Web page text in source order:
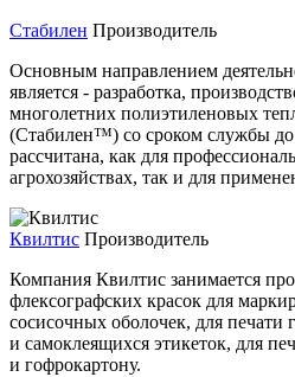
Стабилен Производитель
Основным направлением
является - разработка,
многолетних полиэтиленовых
(Стабилен™) со сроком службы
рассчитана, как для
агрохозяйствах, так и для
Квилтис Производитель
Компания Квилтис занимается
флексографских красок для
сосисочных оболочек, для печати
и самоклеящихся этикеток, для
и гофрокартону.